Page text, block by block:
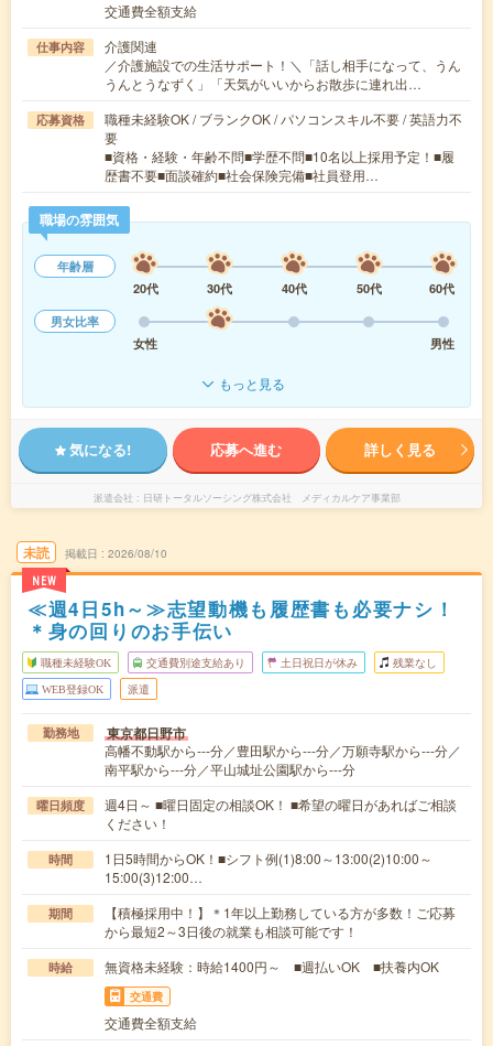
交通費全額支給
仕事内容
介護関連
／介護施設での生活サポート！＼「話し相手になって、うん
うんとうなずく」「天気がいいからお散歩に連れ出…
応募資格
職種未経験OK / ブランクOK / パソコンスキル不要 / 英語力不
要
■資格・経験・年齢不問■学歴不問■10名以上採用予定！■履
歴書不要■面談確約■社会保険完備■社員登用…
職場の雰囲気
年齢層
20代
30代 40代 50代
60代
男女比率
女性
男性
もっと見る
気になる! 応募へ進む 詳しく見る
派遣会社 日研トータルソーシング株式会社 メディカルケア事業部
未読
NEW
掲載日 2026/08/10
≪週4日5h～≫志望動機も履歴書も必要ナシ！
＊身の回りのお手伝い
職種未経験OK 交通費別途支給あり 土日祝日が休み 残業なし
WEB登録OK 派遣
勤務地 東京都日野市
高幡不動駅から---分／豊田駅から---分／万願寺駅から---分／
南平駅から---分／平山城址公園駅から---分
曜日頻度
週4日～ ■曜日固定の相談OK！ ■希望の曜日があればご相談
ください！
時間
1日5時間からOK！■シフト例(1)8:00～13:00(2)10:00～
15:00(3)12:00…
期間
【積極採用中！】＊1年以上勤務している方が多数！ご応募
から最短2～3日後の就業も相談可能です！
時給 無資格未経験：時給1400円～ ■週払いOK ■扶養内OK
交通費
交通費全額支給